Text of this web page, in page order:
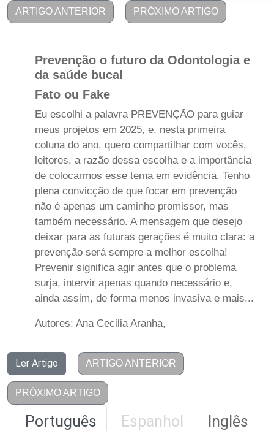
ARTIGO ANTERIOR PRÓXIMO ARTIGO
Prevenção o futuro da Odontologia e
da saúde bucal
Fato ou Fake
Eu escolhi a palavra PREVENÇÃO para guiar
meus projetos em 2025, e, nesta primeira
coluna do ano, quero compartilhar com vocês,
leitores, a razão dessa escolha e a importância
de colocarmos esse tema em evidência. Tenho
plena convicção de que focar em prevenção
não é apenas um caminho promissor, mas
também necessário. A mensagem que desejo
deixar para as futuras gerações é muito clara: a
prevenção será sempre a melhor escolha!
Prevenir significa agir antes que o problema
surja, intervir apenas quando necessário e,
ainda assim, de forma menos invasiva e mais...
Autores: Ana Cecilia Aranha,
Ler Artigo ARTIGO ANTERIOR
PRÓXIMO ARTIGO
Português Espanhol Inglês